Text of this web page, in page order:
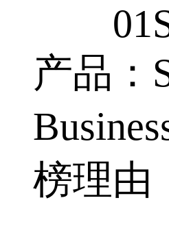
产品：
榜理由